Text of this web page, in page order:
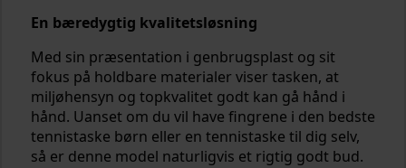
En bæredygtig kvalitetsløsning
Med sin præsentation i genbrugsplast og sit
fokus på holdbare materialer viser tasken, at
miljøhensyn og topkvalitet godt kan gå hånd i
hånd. Uanset om du vil have fingrene i den bedste
tennistaske børn eller en tennistaske til dig selv,
så er denne model naturligvis et rigtig godt bud.